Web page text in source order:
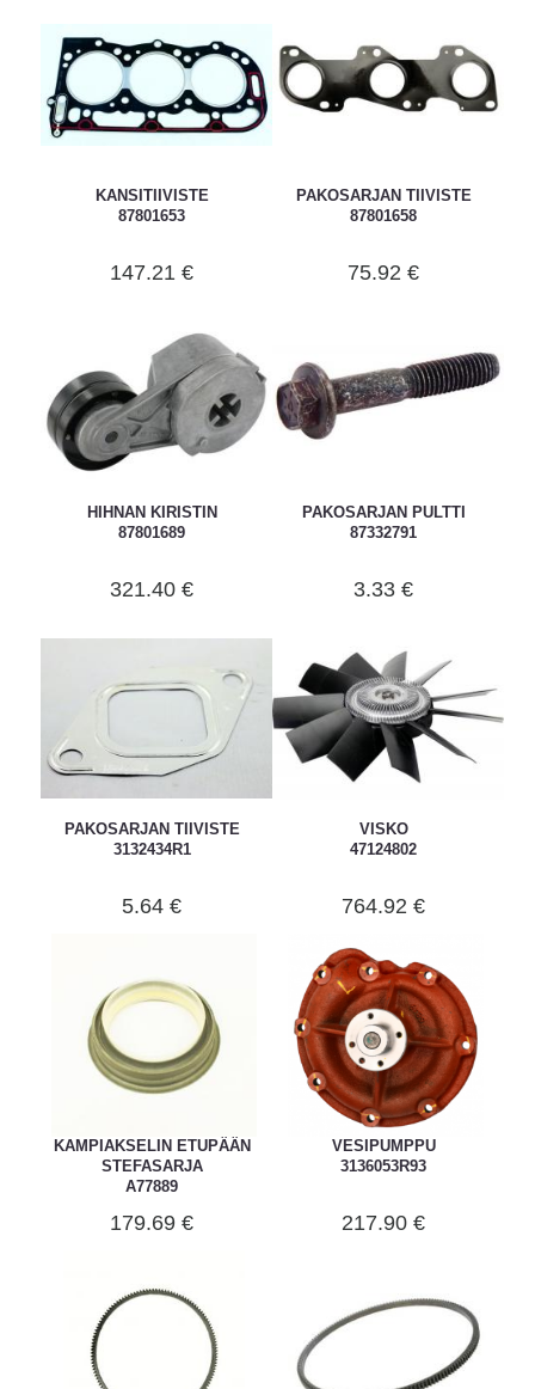
KANSITIIVISTE
87801653
147.21 €
PAKOSARJAN TIIVISTE
87801658
75.92 €
HIHNAN KIRISTIN
87801689
321.40 €
PAKOSARJAN PULTTI
87332791
3.33 €
PAKOSARJAN TIIVISTE
3132434R1
5.64 €
VISKO
47124802
764.92 €
KAMPIAKSELIN ETUPÄÄN
STEFASARJA
A77889
179.69 €
VESIPUMPPU
3136053R93
217.90 €